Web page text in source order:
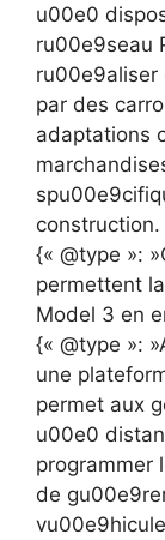
u00e0
ru00e9seau
ru00e9aliser
par des
adaptations
construction.
{« @type »:
permettent
Model 3 en
{« @type »:
une
permet aux
u00e0
programmer
de